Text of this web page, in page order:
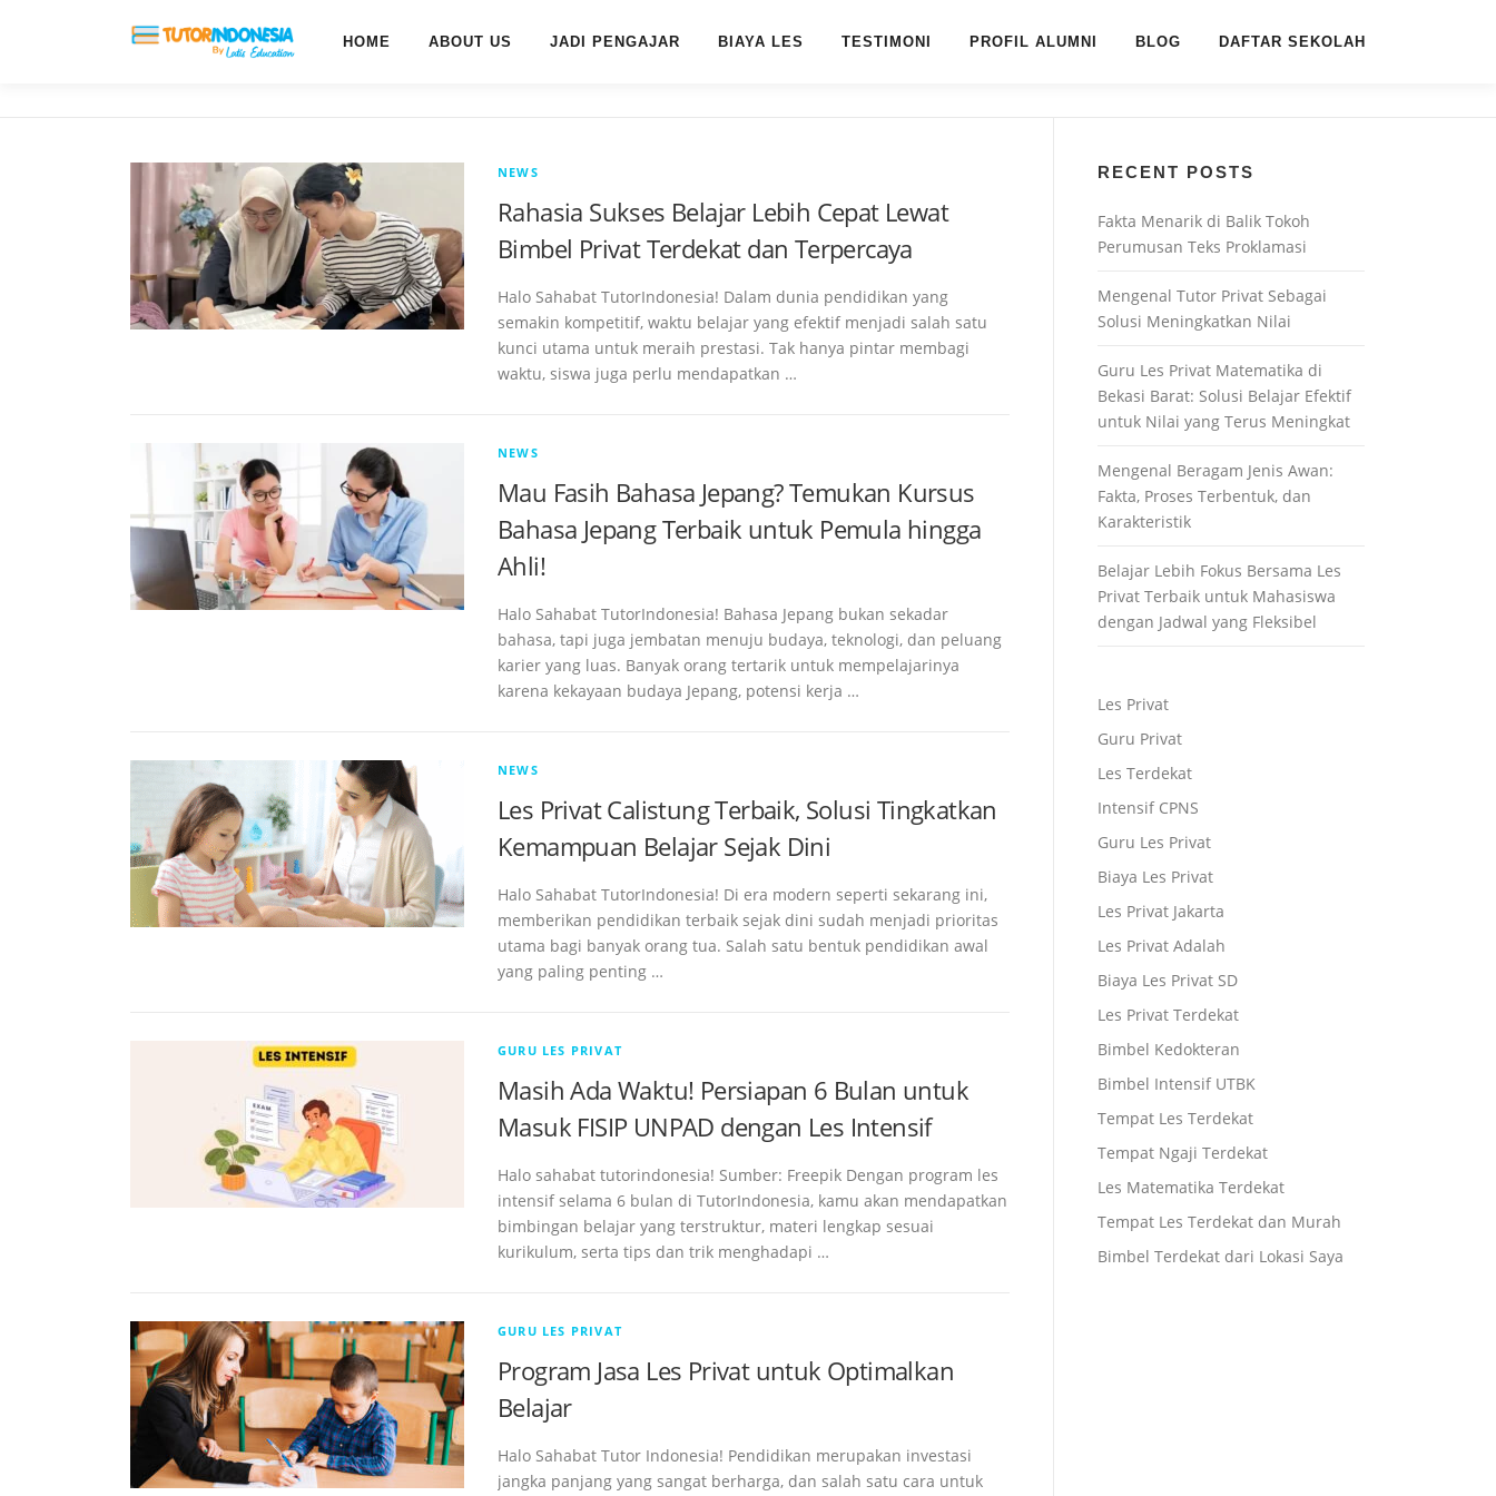
HOME ABOUT US JADI PENGAJAR BIAYA LES TESTIMONI PROFIL ALUMNI BLOG DAFTAR SEKOLAH
NEWS
Rahasia Sukses Belajar Lebih Cepat Lewat
Bimbel Privat Terdekat dan Terpercaya
Halo Sahabat TutorIndonesia! Dalam dunia pendidikan yang
semakin kompetitif, waktu belajar yang efektif menjadi salah satu
kunci utama untuk meraih prestasi. Tak hanya pintar membagi
waktu, siswa juga perlu mendapatkan …
NEWS
Mau Fasih Bahasa Jepang? Temukan Kursus
Bahasa Jepang Terbaik untuk Pemula hingga
Ahli!
Halo Sahabat TutorIndonesia! Bahasa Jepang bukan sekadar
bahasa, tapi juga jembatan menuju budaya, teknologi, dan peluang
karier yang luas. Banyak orang tertarik untuk mempelajarinya
karena kekayaan budaya Jepang, potensi kerja …
NEWS
Les Privat Calistung Terbaik, Solusi Tingkatkan
Kemampuan Belajar Sejak Dini
Halo Sahabat TutorIndonesia! Di era modern seperti sekarang ini,
memberikan pendidikan terbaik sejak dini sudah menjadi prioritas
utama bagi banyak orang tua. Salah satu bentuk pendidikan awal
yang paling penting …
GURU LES PRIVAT
Masih Ada Waktu! Persiapan 6 Bulan untuk
Masuk FISIP UNPAD dengan Les Intensif
Halo sahabat tutorindonesia! Sumber: Freepik Dengan program les
intensif selama 6 bulan di TutorIndonesia, kamu akan mendapatkan
bimbingan belajar yang terstruktur, materi lengkap sesuai
kurikulum, serta tips dan trik menghadapi …
GURU LES PRIVAT
Program Jasa Les Privat untuk Optimalkan
Belajar
Halo Sahabat Tutor Indonesia! Pendidikan merupakan investasi
jangka panjang yang sangat berharga, dan salah satu cara untuk
RECENT POSTS
Fakta Menarik di Balik Tokoh
Perumusan Teks Proklamasi
Mengenal Tutor Privat Sebagai
Solusi Meningkatkan Nilai
Guru Les Privat Matematika di
Bekasi Barat: Solusi Belajar Efektif
untuk Nilai yang Terus Meningkat
Mengenal Beragam Jenis Awan:
Fakta, Proses Terbentuk, dan
Karakteristik
Belajar Lebih Fokus Bersama Les
Privat Terbaik untuk Mahasiswa
dengan Jadwal yang Fleksibel
Les Privat
Guru Privat
Les Terdekat
Intensif CPNS
Guru Les Privat
Biaya Les Privat
Les Privat Jakarta
Les Privat Adalah
Biaya Les Privat SD
Les Privat Terdekat
Bimbel Kedokteran
Bimbel Intensif UTBK
Tempat Les Terdekat
Tempat Ngaji Terdekat
Les Matematika Terdekat
Tempat Les Terdekat dan Murah
Bimbel Terdekat dari Lokasi Saya